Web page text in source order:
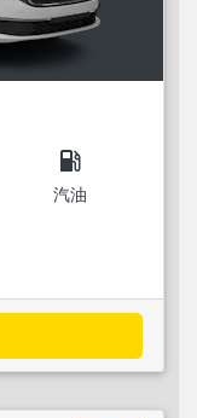
local_gas_station
汽油